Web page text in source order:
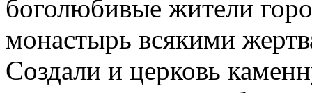
боголюбивые жители
монастырь всякими
Создали и церковь